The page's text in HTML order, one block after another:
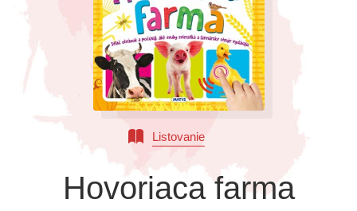
Populárno - náučné pre deti
Výchova a pedagogika
Všetky kategórie
Listovanie
Hovoriaca farma